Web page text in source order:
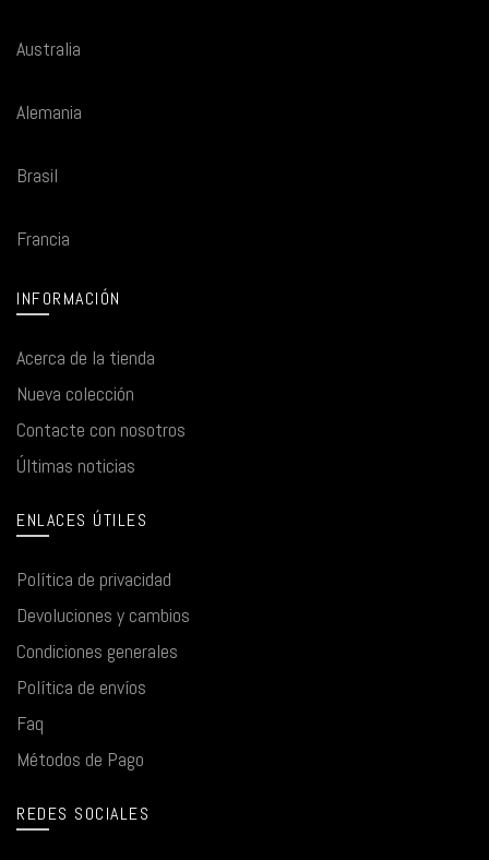
Australia
Alemania
Brasil
Francia
INFORMACIÓN
Acerca de la tienda
Nueva colección
Contacte con nosotros
Últimas noticias
ENLACES ÚTILES
Política de privacidad
Devoluciones y cambios
Condiciones generales
Política de envíos
Faq
Métodos de Pago
REDES SOCIALES